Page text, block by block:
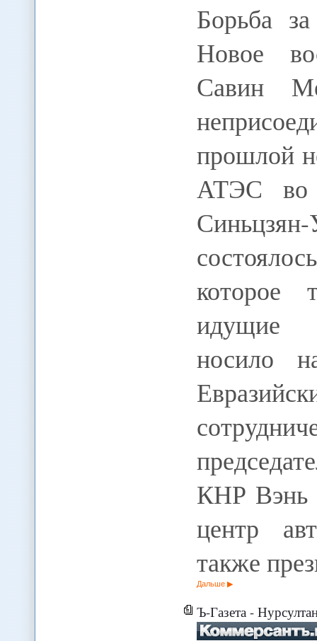
Борьба
Новое
Савин
прошлой
АТЭС во
которое
идущие
носило
КНР Вэнь
центр
также
Дальше
Ъ-Газета - Нурсултан